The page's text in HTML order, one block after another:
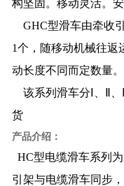
构坚固。移动灵活。
GHC型滑车由牵收
1个，随移动机械往返
动长度不同而定数量
该系列滑车分Ⅰ、Ⅱ
货
产品介绍：
HC型电缆滑车系列
引架与电缆滑车同步